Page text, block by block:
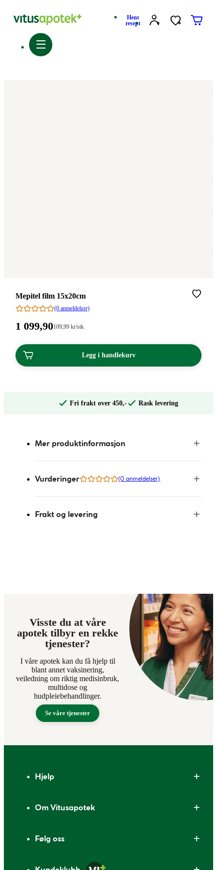
Hent
resept
Merke:
Mepitel film 15x20cm
(0 anmeldelser)
Pris:
099,90
kroner.
1 099,90Stykkpris:
kroner.
109 ,99 kr/stk
Legg i handlekurv
Fri frakt over 450,- Rask levering
Mer produktinformasjon
Vurderinger (0 anmeldelser)
Frakt og levering
Visste du at våre
apotek tilbyr en rekke
tjenester?
I våre apotek kan du få hjelp til
blant annet vaksinering,
veiledning om riktig medisinbruk,
multidose og
hudpleiebehandlinger.
Se våre tjenester
Hjelp
Om Vitusapotek
Følg oss